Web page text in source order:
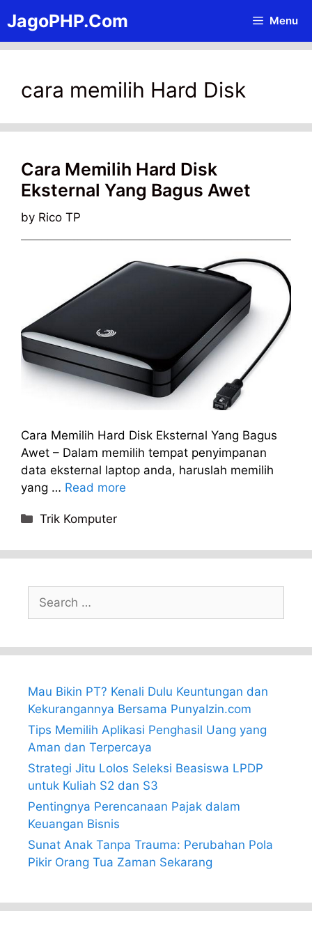
to
content
JagoPHP.Com Menu
cara memilih Hard Disk
Cara Memilih Hard Disk
Eksternal Yang Bagus Awet
by Rico TP
Cara Memilih Hard Disk Eksternal Yang Bagus
Awet – Dalam memilih tempat penyimpanan
data eksternal laptop anda, haruslah memilih
yang … Read more
Categories
Trik Komputer
Search
for:
Mau Bikin PT? Kenali Dulu Keuntungan dan
Kekurangannya Bersama PunyaIzin.com
Tips Memilih Aplikasi Penghasil Uang yang
Aman dan Terpercaya
Strategi Jitu Lolos Seleksi Beasiswa LPDP
untuk Kuliah S2 dan S3
Pentingnya Perencanaan Pajak dalam
Keuangan Bisnis
Sunat Anak Tanpa Trauma: Perubahan Pola
Pikir Orang Tua Zaman Sekarang